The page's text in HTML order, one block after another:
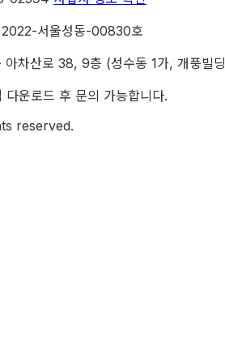
2022-서울성동-00830호
아차산로 38, 9층 (성수동 1가, 개풍빌
운로드 후 문의 가능합니다.
reserved.